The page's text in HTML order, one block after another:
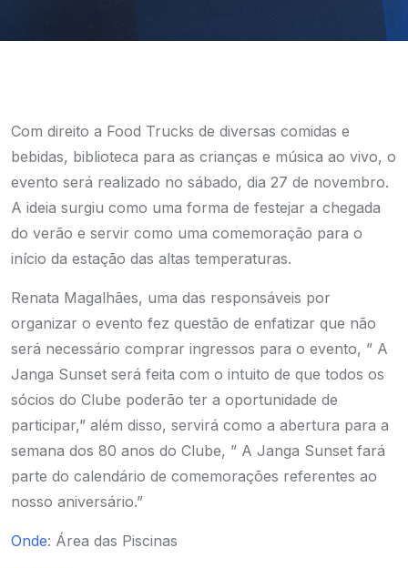
Com direito a Food Trucks de diversas comidas e
bebidas, biblioteca para as crianças e música ao vivo, o
evento será realizado no sábado, dia 27 de novembro.
A ideia surgiu como uma forma de festejar a chegada
do verão e servir como uma comemoração para o
início da estação das altas temperaturas.
Renata Magalhães, uma das responsáveis por
organizar o evento fez questão de enfatizar que não
será necessário comprar ingressos para o evento, ” A
Janga Sunset será feita com o intuito de que todos os
sócios do Clube poderão ter a oportunidade de
participar,” além disso, servirá como a abertura para a
semana dos 80 anos do Clube, ” A Janga Sunset fará
parte do calendário de comemorações referentes ao
nosso aniversário.”
Onde: Área das Piscinas